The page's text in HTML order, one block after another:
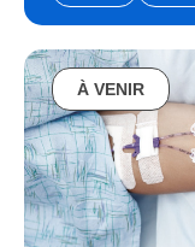
À VENIR